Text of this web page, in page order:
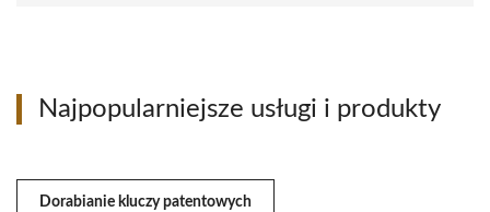
Najpopularniejsze usługi i produkty
Dorabianie kluczy patentowych